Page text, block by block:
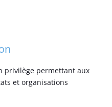
privilège permettant aux
et organisations